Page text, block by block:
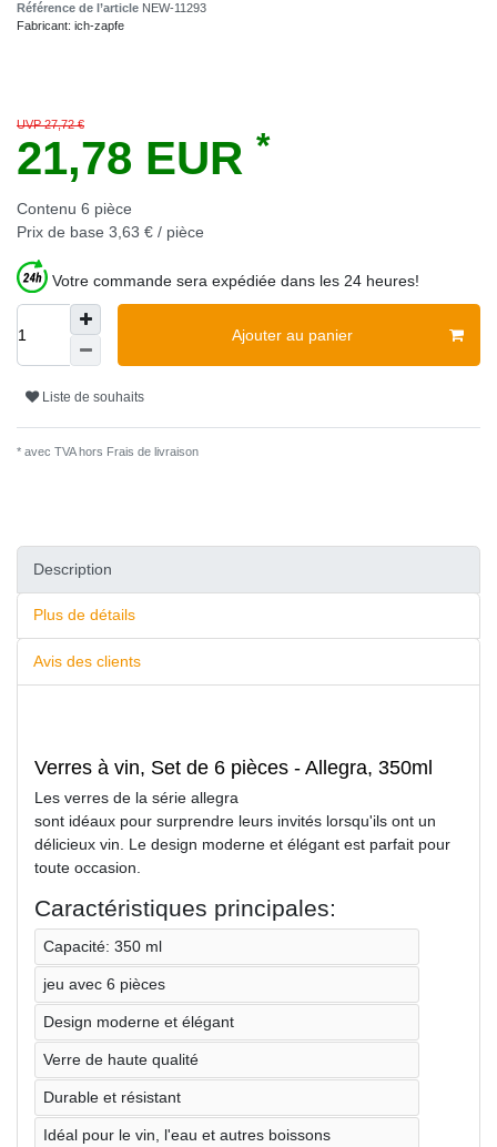
Référence de l’article NEW-11293
Fabricant: ich-zapfe
UVP 27,72 €
21,78 EUR *
Contenu 6 pièce
Prix de base 3,63 € / pièce
Votre commande sera expédiée dans les 24 heures!
Ajouter au panier
Liste de souhaits
* avec TVA hors Frais de livraison
Description
Plus de détails
Avis des clients
Verres à vin, Set de 6 pièces - Allegra, 350ml
Les verres de la série allegra
sont idéaux pour surprendre leurs invités lorsqu'ils ont un
délicieux vin. Le design moderne et élégant est parfait pour
toute occasion.
Caractéristiques principales:
Capacité: 350 ml
jeu avec 6 pièces
Design moderne et élégant
Verre de haute qualité
Durable et résistant
Idéal pour le vin, l'eau et autres boissons